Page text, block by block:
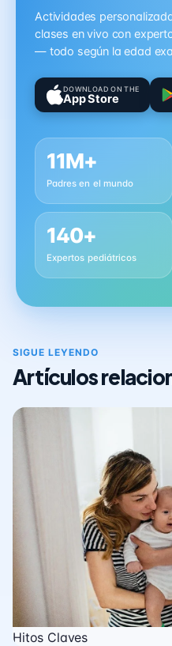
Actividades
clases en vivo con
— todo según la edad
DOWNLOAD ON THE
App Store
11M+
Padres en el mundo
140+
Expertos pediátricos
SIGUE LEYENDO
Artículos
Hitos Claves